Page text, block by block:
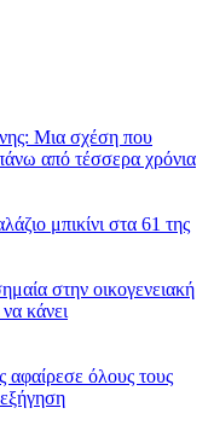
Μια σχέση που
από τέσσερα χρόνια
μπικίνι στα 61 της
στην οικογενειακή
κάνει
όλους τους